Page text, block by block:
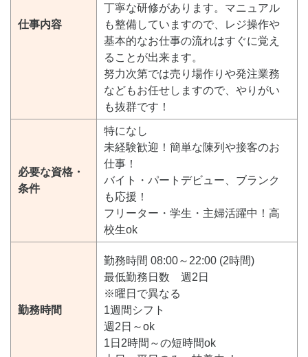
仕事内容
丁寧な研修があります。マニュアル
も整備していますので、レジ操作や
基本的なお仕事の流れはすぐに覚え
ることが出来ます。
努力次第では売り場作りや発注業務
などもお任せしますので、やりがい
も抜群です！
必要な資格・
条件
特になし
未経験歓迎！簡単な陳列や接客のお
仕事！
バイト・パートデビュー、ブランク
も応援！
フリーター・学生・主婦活躍中！高
校生ok
勤務時間
勤務時間 08:00～22:00 (2時間)
最低勤務日数 週2日
※曜日で異なる
1週間シフト
週2日～ok
1日2時間～の短時間ok